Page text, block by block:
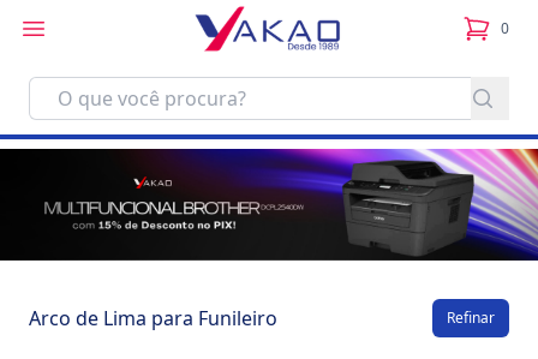
0
itens
Arco de Lima para Funileiro Refinar